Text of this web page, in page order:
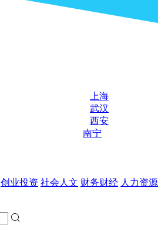
上海
武汉
西安
南宁
创业投资 社会人文 财务财经 人力资源